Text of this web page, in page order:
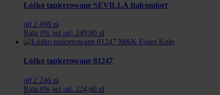
Łóżko tapicerowane SEVILLA Italcomfort
od 2 498 zł
Rata 0% już od: 249,80 zł
Łóżko tapicerowane 81247
od 2 246 zł
Rata 0% już od: 224,60 zł